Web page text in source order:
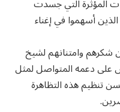
المؤثرة التي جسدت
أسهموا في إغناء
شكرهم وامتنانهم لشيخ
على دعمه المتواصل لمثل
تنظيم هذه التظاهرة